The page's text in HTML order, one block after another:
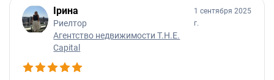
Ірина
Риелтор
Агентство недвижимости T.H.E.
Capital
1 сентября 2025
г.